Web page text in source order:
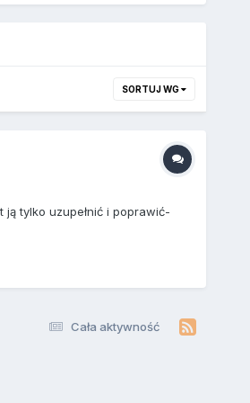
SORTUJ WG
tylko uzupełnić i poprawić-
Cała aktywność